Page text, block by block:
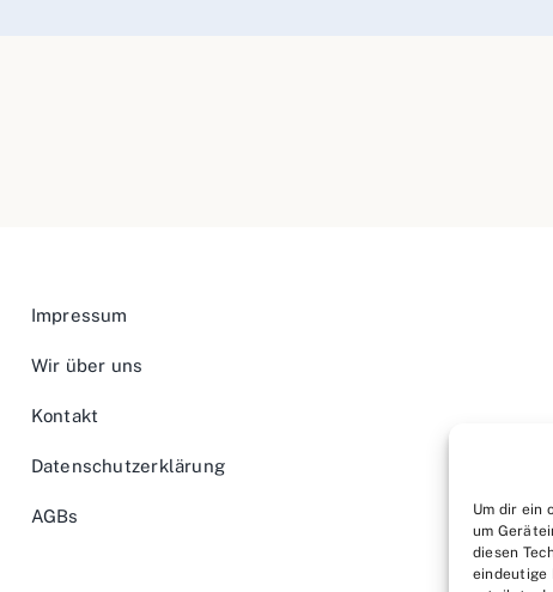
Um dir ein
um
diesen
eindeutige
Impressum
Wir über uns
Kontakt
Datenschutzerklärung
AGBs